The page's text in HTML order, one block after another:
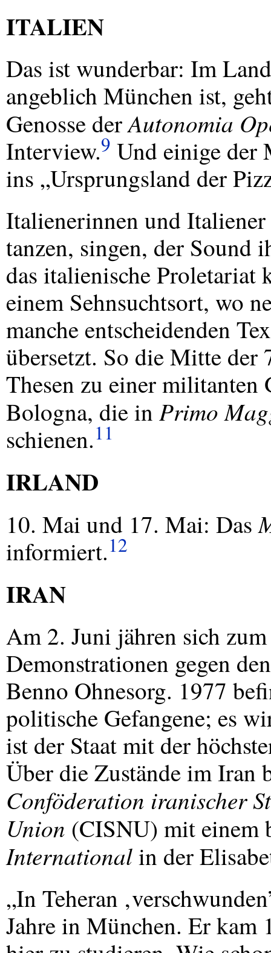
ITALIEN
Das ist wunderbar: Im
angeblich München ist,
Genosse derAutonomia
Interview.9 Und einige der
ins „Ursprungsland der
Italienerinnen und Italiener
tanzen, singen, der
das italienische
einem Sehnsuchtsort, wo
manche entscheidenden
übersetzt. So die Mitte der
Thesen zu einer militanten
Bologna, die in Primo
schienen.11
IRLAND
10. Mai und 17. Mai: Das
informiert.12
IRAN
Am 2. Juni jähren sich
Demonstrationen gegen
Benno Ohnesorg. 1977
politische Gefangene; es
ist der Staat mit der
Über die Zustände im Iran
Conföderation iranischer
Union (CISNU) mit einem
Internationalin der
„In Teheran
Jahre in München. Er